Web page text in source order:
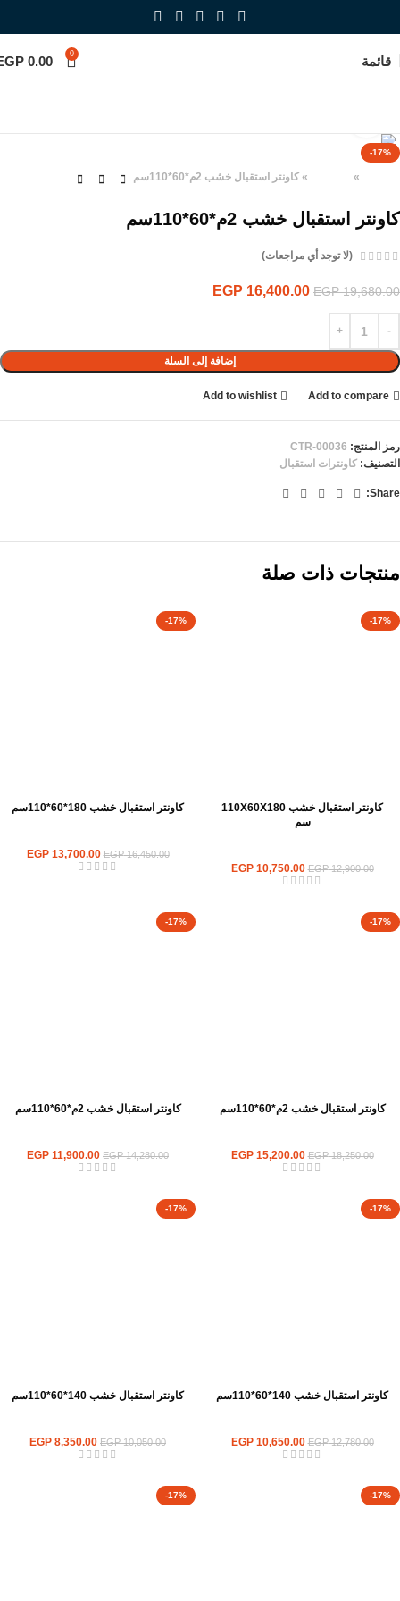
قائمة 0
0.00
-17%
»
» كاونتر استقبال خشب 2م*60*110سم
كاونتر استقبال خشب 2م*60*110سم
(لا توجد أي مراجعات)
EGP19,680.00
EGP 16,400.00
إضافة إلى السلة
Add to compare
Add to wishlist
رمز المنتج: CTR-00036
التصنيف: كاونترات استقبال
Share:
منتجات ذات صلة
-17%
كاونتر استقبال خشب 110X60X180
سم
EGP12,900.00
EGP10,750.00
-17%
كاونتر استقبال خشب 180*60*110سم
EGP16,450.00
EGP13,700.00
-17%
كاونتر استقبال خشب 2م*60*110سم
EGP18,250.00
EGP15,200.00
-17%
كاونتر استقبال خشب 2م*60*110سم
EGP14,280.00
EGP 11,900.00
-17%
كاونتر استقبال خشب 140*60*110سم
EGP12,780.00
EGP10,650.00
-17%
كاونتر استقبال خشب 140*60*110سم
EGP10,050.00
EGP 8,350.00
-17%
-17%